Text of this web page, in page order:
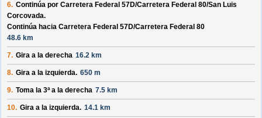
6. Continúa por Carretera Federal 57D/Carretera Federal 80/San Luis
Corcovada.
Continúa hacia Carretera Federal 57D/Carretera Federal 80
48.6 km
7. Gira a la derecha 16.2 km
8. Gira a la izquierda. 650 m
9. Toma la 3ª a la derecha 7.5 km
10. Gira a la izquierda. 14.1 km